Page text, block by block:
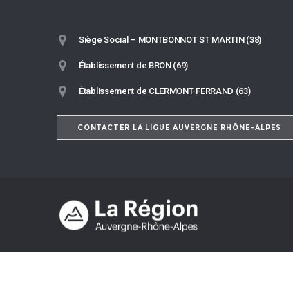
Siège Social – MONTBONNOT ST MARTIN (38)
Établissement de BRON (69)
Établissement de CLERMONT-FERRAND (63)
CONTACTER LA LIGUE AUVERGNE RHÔNE-ALPES